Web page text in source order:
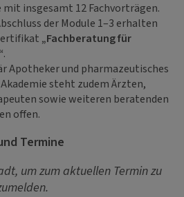
mit insgesamt 12 Fachvorträgen.
der Module 1–3 erhalten
„Fachberatung für
.
Apotheker und pharmazeutisches
steht zudem Ärzten,
sowie weiteren beratenden
offen.
Termine
um zum aktuellen Termin zu